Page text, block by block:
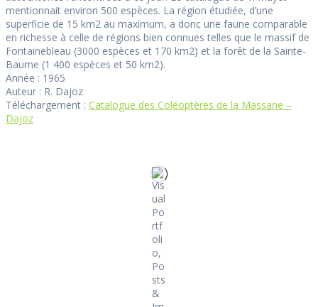
mentionnait environ 500 espèces. La région étudiée, d’une
superficie de 15 km2 au maximum, a donc une faune comparable
en richesse à celle de régions bien connues telles que le massif de
Fontainebleau (3000 espèces et 170 km2) et la forêt de la Sainte-
Baume (1 400 espèces et 50 km2).
Année : 1965
Auteur : R. Dajoz
Téléchargement : Catalogue des Coléoptères de la Massane –
Dajoz